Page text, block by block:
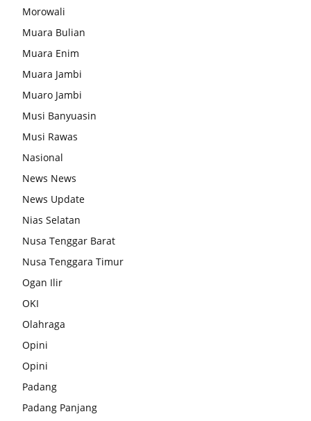
Morowali
Muara Bulian
Muara Enim
Muara Jambi
Muaro Jambi
Musi Banyuasin
Musi Rawas
Nasional
News News
News Update
Nias Selatan
Nusa Tenggar Barat
Nusa Tenggara Timur
Ogan Ilir
OKI
Olahraga
Opini
Opini
Padang
Padang Panjang